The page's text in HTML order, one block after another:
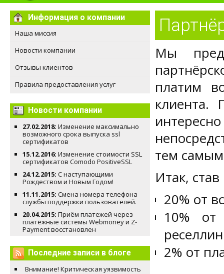
Информация о компании
Наша миссия
Новости компании
Отзывы клиентов
Правила предоставления услуг
Новости компании
27.02.2018: Изменение максимально
возможного срока выпуска ssl
сертификатов
15.12.2016: Изменение стоимости SSL
сертификатов Comodo PositiveSSL
24.12.2015: С наступающими
Рождеством и Новым Годом!
11.11.2015: Смена номера телефона
службы поддержки пользователей.
20.04.2015: Приём платежей через
платёжные системы Webmoney и Z-
Payment восстановлен
Последние записи в блоге
Внимание! Критическая уязвимость
Мы
платим
клиента.
тем
Итак,
20% от
10% от
2% от